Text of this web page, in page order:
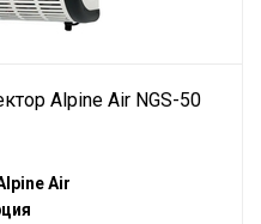
Alpine Air NGS-50
Air